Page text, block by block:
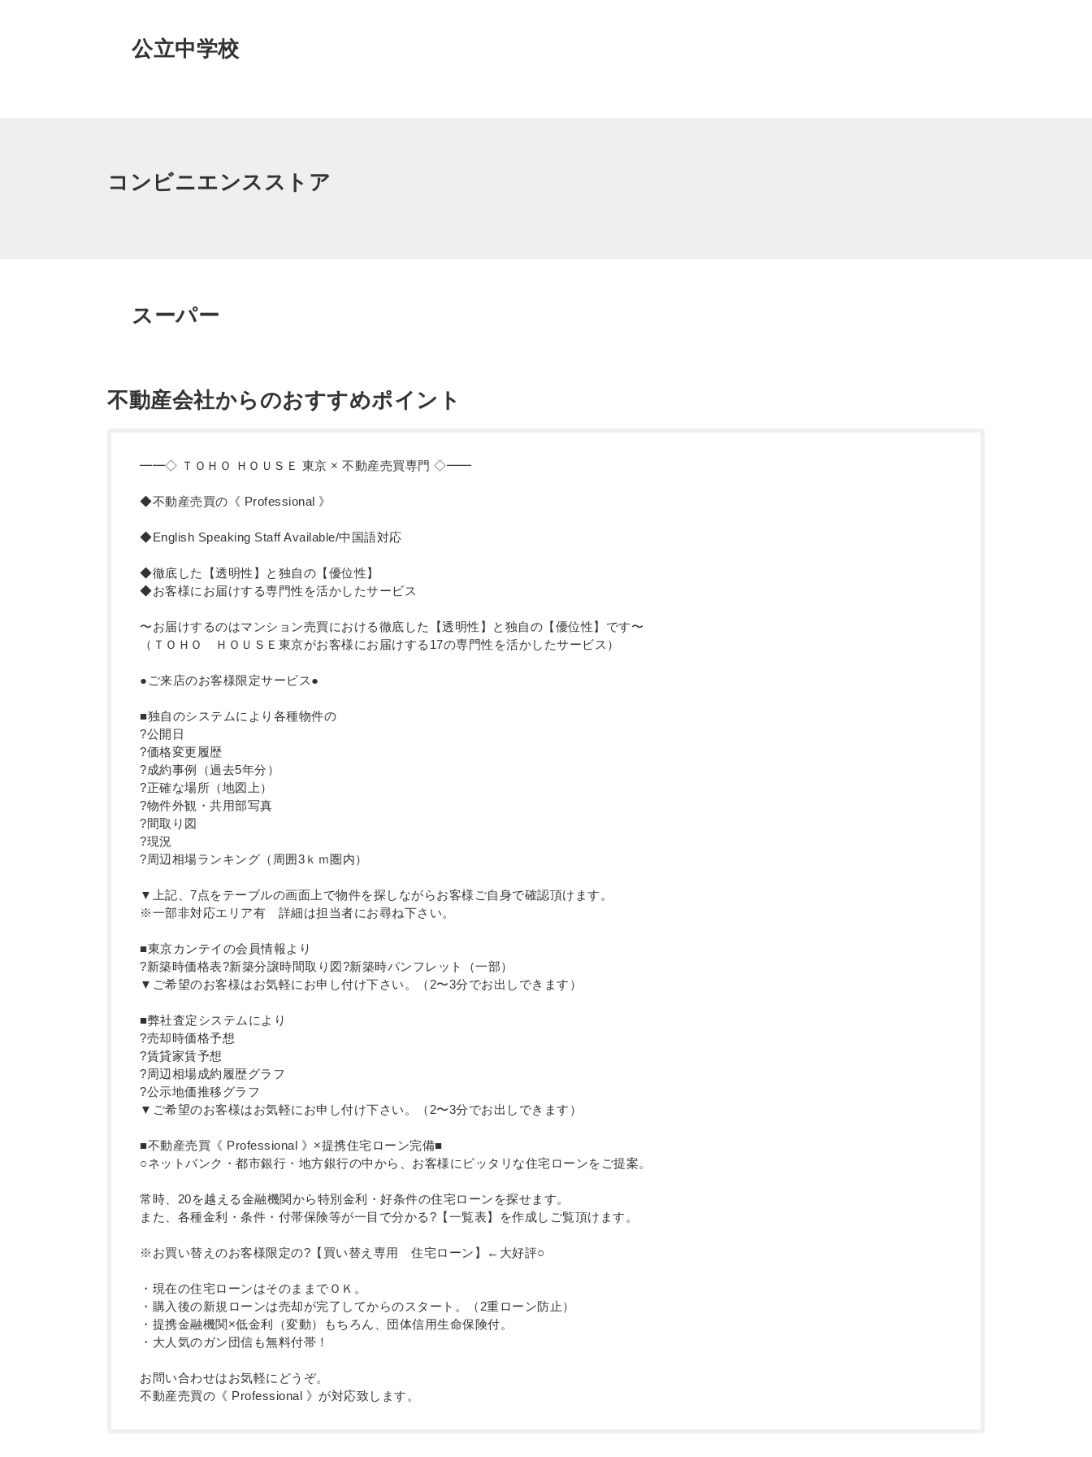
公立中学校
コンビニエンスストア
スーパー
不動産会社からのおすすめポイント
━━◇ ＴＯＨＯ ＨＯＵＳＥ 東京 × 不動産売買専門 ◇━━
◆不動産売買の《 Professional 》
◆English Speaking Staff Available/中国語対応
◆徹底した【透明性】と独自の【優位性】
◆お客様にお届けする専門性を活かしたサービス
〜お届けするのはマンション売買における徹底した【透明性】と独自の【優位性】です〜
（ＴＯＨＯ ＨＯＵＳＥ東京がお客様にお届けする17の専門性を活かしたサービス）
●ご来店のお客様限定サービス●
■独自のシステムにより各種物件の
?公開日
?価格変更履歴
?成約事例（過去5年分）
?正確な場所（地図上）
?物件外観・共用部写真
?間取り図
?現況
?周辺相場ランキング（周囲3ｋｍ圏内）
▼上記、7点をテーブルの画面上で物件を探しながらお客様ご自身で確認頂けます。
※一部非対応エリア有 詳細は担当者にお尋ね下さい。
■東京カンテイの会員情報より
?新築時価格表?新築分譲時間取り図?新築時パンフレット（一部）
▼ご希望のお客様はお気軽にお申し付け下さい。（2〜3分でお出しできます）
■弊社査定システムにより
?売却時価格予想
?賃貸家賃予想
?周辺相場成約履歴グラフ
?公示地価推移グラフ
▼ご希望のお客様はお気軽にお申し付け下さい。（2〜3分でお出しできます）
■不動産売買《 Professional 》×提携住宅ローン完備■
○ネットバンク・都市銀行・地方銀行の中から、お客様にピッタリな住宅ローンをご提案。
常時、20を越える金融機関から特別金利・好条件の住宅ローンを探せます。
また、各種金利・条件・付帯保険等が一目で分かる?【一覧表】を作成しご覧頂けます。
※お買い替えのお客様限定の?【買い替え専用 住宅ローン】←大好評○
・現在の住宅ローンはそのままでＯＫ。
・購入後の新規ローンは売却が完了してからのスタート。（2重ローン防止）
・提携金融機関×低金利（変動）もちろん、団体信用生命保険付。
・大人気のガン団信も無料付帯！
お問い合わせはお気軽にどうぞ。
不動産売買の《 Professional 》が対応致します。